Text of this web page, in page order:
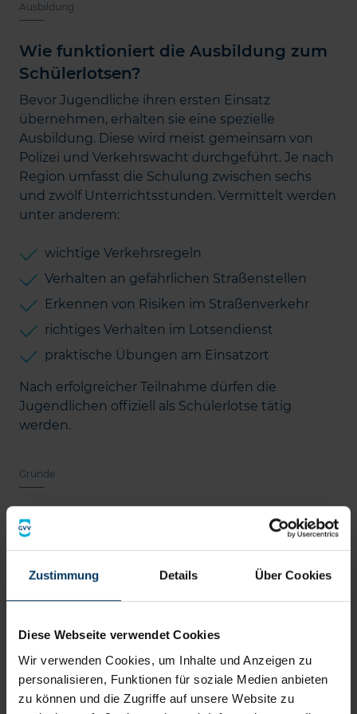
Zustimmung Details Über Cookies
Diese Webseite verwendet Cookies
Wir verwenden Cookies, um Inhalte und Anzeigen zu
personalisieren, Funktionen für soziale Medien anbieten
zu können und die Zugriffe auf unsere Website zu
Ausbildung
Wie funktioniert die Ausbildung zum
Schülerlotsen?
Bevor Jugendliche ihren ersten Einsatz
übernehmen, erhalten sie eine spezielle
Ausbildung. Diese wird meist gemeinsam von
Polizei und Verkehrswacht durchgeführt. Je nach
Region umfasst die Schulung zwischen sechs
und zwölf Unterrichtsstunden. Vermittelt werden
unter anderem:
wichtige Verkehrsregeln
Verhalten an gefährlichen Straßenstellen
Erkennen von Risiken im Straßenverkehr
richtiges Verhalten im Lotsendienst
praktische Übungen am Einsatzort
Nach erfolgreicher Teilnahme dürfen die
Jugendlichen offiziell als Schülerlotse tätig
werden.
Gründe
Warum engagieren sich Jugendliche
als Schülerlotse?
Für viele junge Menschen ist der
Schülerlotsendienst mehr als nur ein Ehrenamt.
Sie übernehmen Verantwortung für andere und
Gemeinschaft. Wer als Schülerlotse aktiv ist,
entwickelt wichtige persönliche Fähigkeiten.
Dazu gehören Verantwortungsbewusstsein,
Zuverlässigkeit, Teamfähigkeit,